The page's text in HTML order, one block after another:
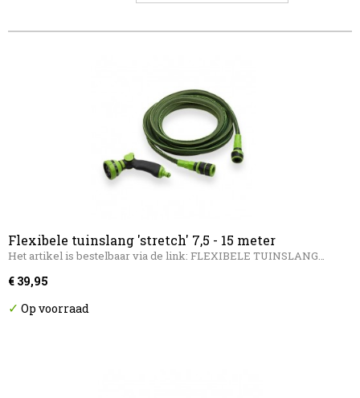
Flexibele tuinslang 'stretch' 7,5 - 15 meter
Het artikel is bestelbaar via de link: FLEXIBELE TUINSLANG…
€ 39,95
✓ Op voorraad